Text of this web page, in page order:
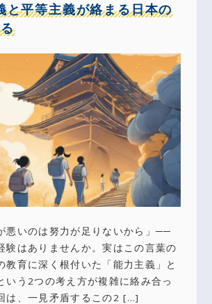
平等主義が絡まる日本の
悪いのは努力が足りないから」──
験はありませんか。実はこの言葉の
教育に深く根付いた「能力主義」と
いう2つの考え方が複雑に絡み合っ
は、一見矛盾するこの2 […]